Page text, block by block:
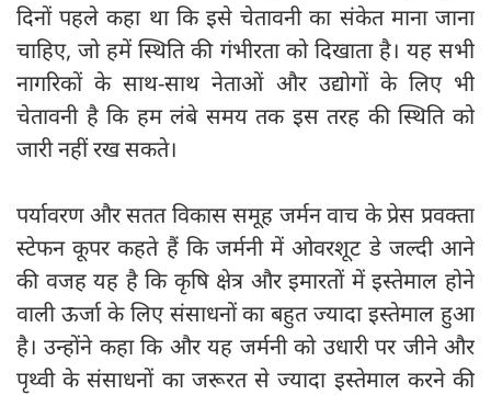
दिनों पहले कहा था कि इसे चेतावनी का संकेत माना जाना
चाहिए, जो हमें स्थिति की गंभीरता को दिखाता है। यह सभी
नागरिकों के साथ-साथ नेताओं और उद्योगों के लिए भी
चेतावनी है कि हम लंबे समय तक इस तरह की स्थिति को
जारी नहीं रख सकते।
पर्यावरण और सतत विकास समूह जर्मन वाच के प्रेस प्रवक्ता
स्टेफन कूपर कहते हैं कि जर्मनी में ओवरशूट डे जल्दी आने
की वजह यह है कि कृषि क्षेत्र और इमारतों में इस्तेमाल होने
वाली ऊर्जा के लिए संसाधनों का बहुत ज्यादा इस्तेमाल हुआ
है। उन्होंने कहा कि और यह जर्मनी को उधारी पर जीने और
पृथ्वी के संसाधनों का जरूरत से ज्यादा इस्तेमाल करने की